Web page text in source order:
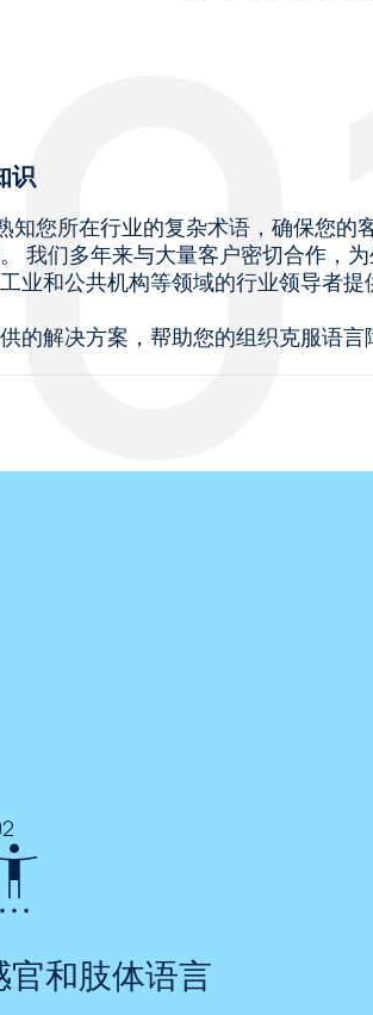
识
您所在行业的复杂术语，确保您的
我们多年来与大量客户密切合作，
业和公共机构等领域的行业领导者提
的解决方案，帮助您的组织克服语言
官和肢体语言